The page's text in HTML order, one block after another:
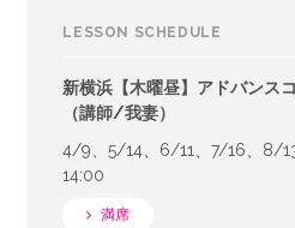
LESSON SCHEDULE
新横浜【木曜昼】アドバンス
（講師/我妻）
4/9、5/14、6/11、7/16、
14:00
満席